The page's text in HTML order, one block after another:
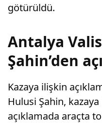
götürüldü.
Antalya
Şahin’den
Kazaya ilişkin
Hulusi Şahin, kazaya
açıklamada araçta